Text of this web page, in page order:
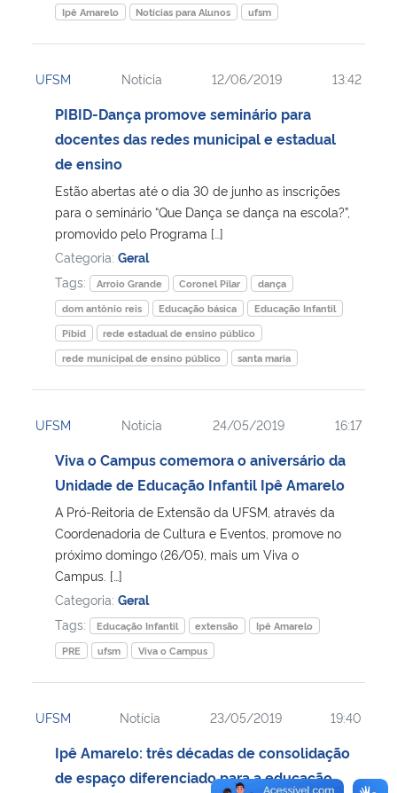
Ipê Amarelo
Notícias para Alunos ufsm
UFSM Notícia 12/06/2019 13:42
PIBID-Dança promove seminário para
docentes das redes municipal e estadual
de ensino
Estão abertas até o dia 30 de junho as inscrições
para o seminário “Que Dança se dança na escola?”,
promovido pelo Programa […]
Categoria: Geral
Tags:
Arroio Grande Coronel Pilar
dança
dom antônio reis
Educação básica
Educação Infantil
Pibid
rede estadual de ensino público
rede municipal de ensino público
santa maria
UFSM Notícia 24/05/2019 16:17
Viva o Campus comemora o aniversário da
Unidade de Educação Infantil Ipê Amarelo
A Pró-Reitoria de Extensão da UFSM, através da
Coordenadoria de Cultura e Eventos, promove no
próximo domingo (26/05), mais um Viva o
Campus. […]
Categoria: Geral
Tags:
Educação Infantil extensão
Ipê Amarelo
PRE
ufsm Viva o Campus
UFSM Notícia 23/05/2019 19:40
Ipê Amarelo: três décadas de consolidação
de espaço diferenciado para a educação